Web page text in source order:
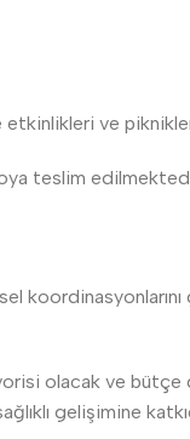
etkinlikleri ve
teslim
olacak ve
gelişimine